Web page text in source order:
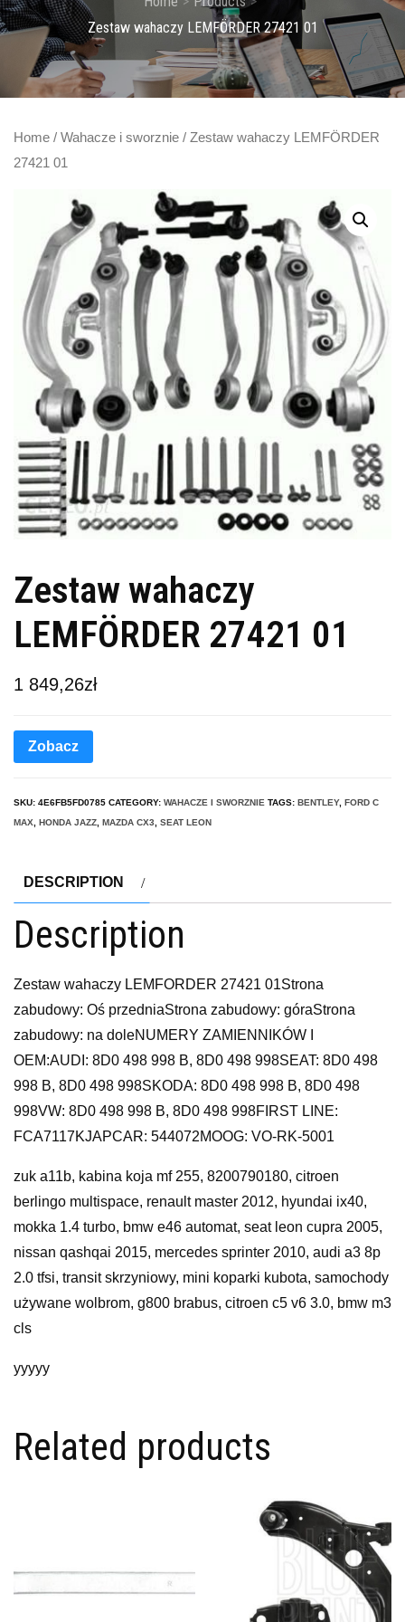
Zestaw wahaczy LEMFÖRDER 27421 01
Home / Wahacze i sworznie / Zestaw wahaczy LEMFÖRDER
27421 01
Zestaw wahaczy
LEMFÖRDER 27421 01
1 849,26zł
Zobacz
SKU: 4E6FB5FD0785 CATEGORY: WAHACZE I SWORZNIE TAGS: BENTLEY, FORD C
MAX
HONDA JAZZ MAZDA CX3 SEAT LEON
DESCRIPTION
Description
Zestaw wahaczy LEMFORDER 27421 01Strona
zabudowy: Oś przedniaStrona zabudowy: góraStrona
zabudowy: na doleNUMERY ZAMIENNIKÓW I
OEM:AUDI: 8D0 498 998 B, 8D0 498 998SEAT: 8D0 498
998 B, 8D0 498 998SKODA: 8D0 498 998 B, 8D0 498
998VW: 8D0 498 998 B, 8D0 498 998FIRST LINE:
FCA7117KJAPCAR: 544072MOOG: VO-RK-5001
zuk a11b, kabina koja mf 255, 8200790180, citroen
berlingo multispace, renault master 2012, hyundai ix40,
mokka 1.4 turbo, bmw e46 automat, seat leon cupra 2005,
nissan qashqai 2015, mercedes sprinter 2010, audi a3 8p
2.0 tfsi, transit skrzyniowy, mini koparki kubota, samochody
używane wolbrom, g800 brabus, citroen c5 v6 3.0, bmw m3
cls
yyyyy
Related products